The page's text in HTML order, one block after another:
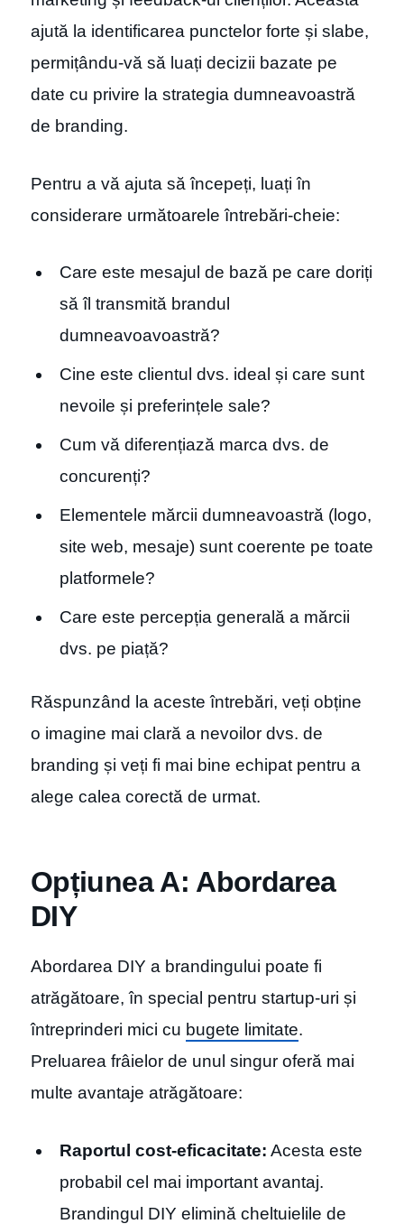
ajută la identificarea punctelor forte și slabe,
permițându-vă să luați decizii bazate pe
date cu privire la strategia dumneavoastră
de branding.
Pentru a vă ajuta să începeți, luați în
considerare următoarele întrebări-cheie:
Care este mesajul de bază pe care doriți
să îl transmită brandul
dumneavoavoastră?
Cine este clientul dvs. ideal și care sunt
nevoile și preferințele sale?
Cum vă diferențiază marca dvs. de
concurenți?
Elementele mărcii dumneavoastră (logo,
site web, mesaje) sunt coerente pe toate
platformele?
Care este percepția generală a mărcii
dvs. pe piață?
Răspunzând la aceste întrebări, veți obține
o imagine mai clară a nevoilor dvs. de
branding și veți fi mai bine echipat pentru a
alege calea corectă de urmat.
Opțiunea A: Abordarea
DIY
Abordarea DIY a brandingului poate fi
atrăgătoare, în special pentru startup-uri și
întreprinderi mici cu bugete limitate.
Preluarea frâielor de unul singur oferă mai
multe avantaje atrăgătoare:
Raportul cost-eficacitate: Acesta este
probabil cel mai important avantaj.
Brandingul DIY elimină cheltuielile de